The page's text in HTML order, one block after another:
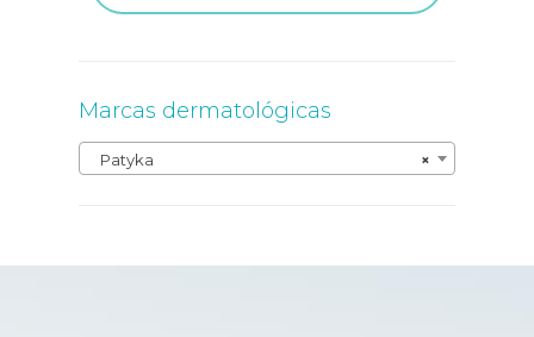
Marcas dermatológicas
×
Patyka